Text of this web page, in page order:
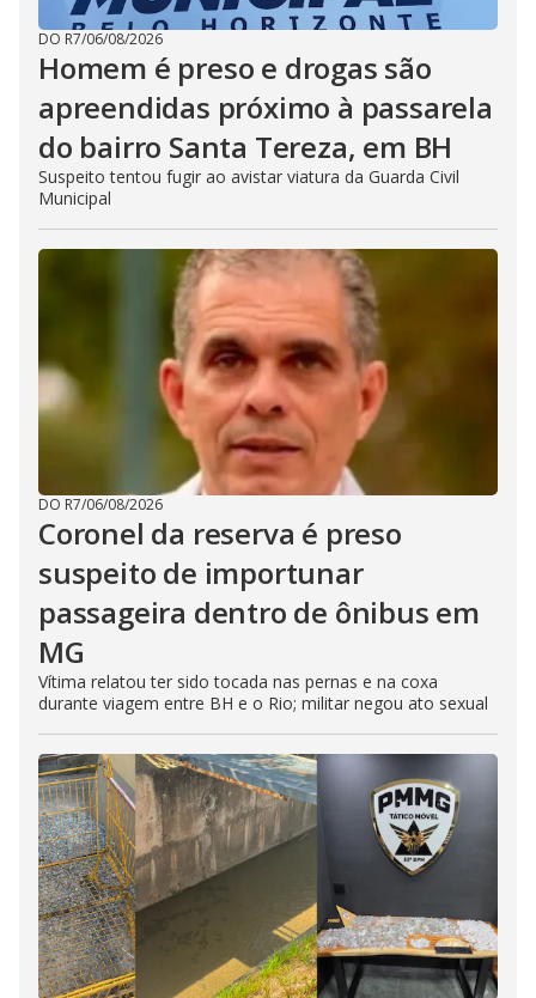
DO R7/06/08/2026
Homem é preso e drogas são
apreendidas próximo à passarela
do bairro Santa Tereza, em BH
Suspeito tentou fugir ao avistar viatura da Guarda Civil
Municipal
DO R7/06/08/2026
Coronel da reserva é preso
suspeito de importunar
passageira dentro de ônibus em
MG
Vítima relatou ter sido tocada nas pernas e na coxa
durante viagem entre BH e o Rio; militar negou ato sexual